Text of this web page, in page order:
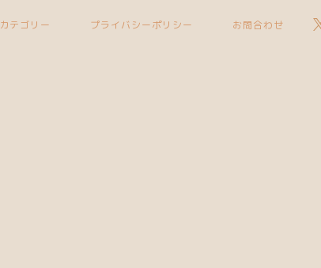
カテゴリー プライバシーポリシー お問合わせ